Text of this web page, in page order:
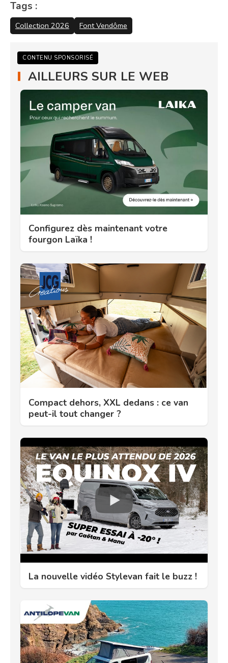
Tags :
Collection 2026 Font Vendôme
CONTENU SPONSORISÉ
AILLEURS SUR LE WEB
Configurez dès maintenant votre
fourgon Laïka !
Compact dehors, XXL dedans : ce van
peut-il tout changer ?
La nouvelle vidéo Stylevan fait le buzz !